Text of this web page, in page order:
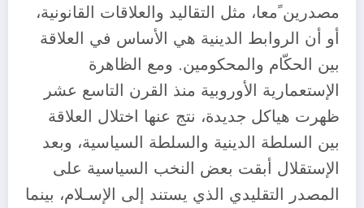
مصدرين ًمعا، مثل التقاليد والعلاقات القانونية،
أو أن الروابط الدينية هي الأساس في العلاقة
بين الحكّام والمحكومين. ومع الظاهرة
الإستعمارية الأوروبية منذ القرن التاسع عشر
ظهرت هياكل جديدة، نتج عنها اختلال العلاقة
بين السلطة الدينية والسلطة السياسية، وبعد
الإستقلال أبقت بعض النخب السياسية على
المصدر التقليدي الذي يستند إلى الإسـلام، بينما